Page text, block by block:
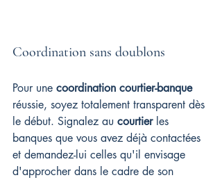
Coordination sans doublons
Pour une coordination courtier-banque
réussie, soyez totalement transparent dès
le début. Signalez au courtier les
banques que vous avez déjà contactées
et demandez-lui celles qu'il envisage
d'approcher dans le cadre de son